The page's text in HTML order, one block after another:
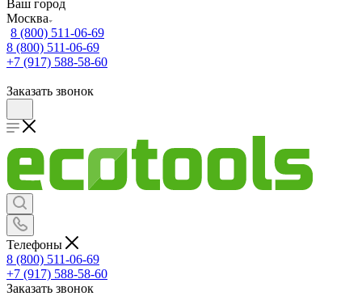
Ваш город
Москва
8 (800) 511-06-69
8 (800) 511-06-69
+7 (917) 588-58-60
Заказать звонок
Телефоны
8 (800) 511-06-69
+7 (917) 588-58-60
Заказать звонок